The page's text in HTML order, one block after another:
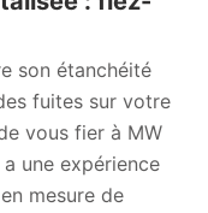
son étanchéité
fuites sur votre
vous fier à MW
une expérience
mesure de